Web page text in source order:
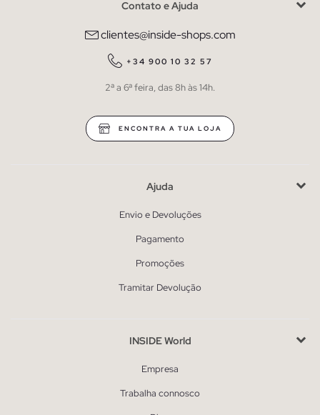
Contato e Ajuda
clientes@inside-shops.com
+34 900 10 32 57
2ª a 6ª feira, das 8h às 14h.
ENCONTRA A TUA LOJA
Ajuda
Envio e Devoluções
Pagamento
Promoções
Tramitar Devolução
INSIDE World
Empresa
Trabalha connosco